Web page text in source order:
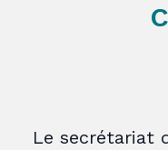
Le secrétariat